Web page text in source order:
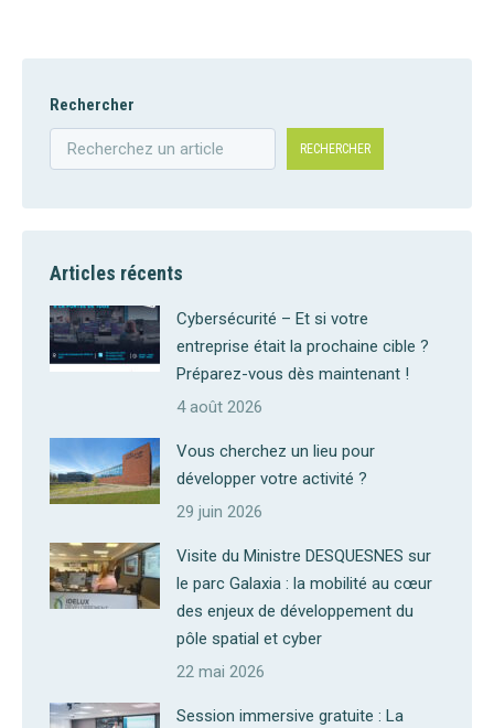
Rechercher
RECHERCHER
Articles récents
Cybersécurité – Et si votre
entreprise était la prochaine cible ?
Préparez-vous dès maintenant !
4 août 2026
Vous cherchez un lieu pour
développer votre activité ?
29 juin 2026
Visite du Ministre DESQUESNES sur
le parc Galaxia : la mobilité au cœur
des enjeux de développement du
pôle spatial et cyber
22 mai 2026
Session immersive gratuite : La